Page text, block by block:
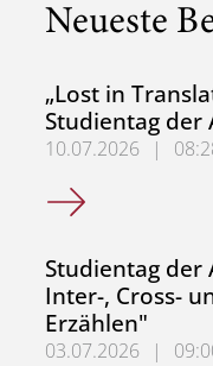
Neueste
„Lost in
Studientag der
10.07.2026 |
„Lost in
Studientag der
Inter-, Cross-
Erzählen"
03.07.2026 |